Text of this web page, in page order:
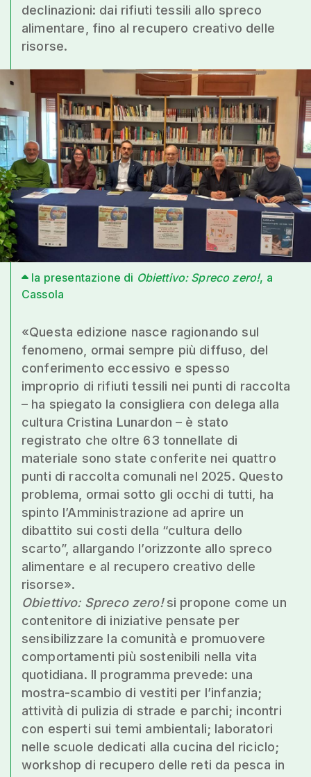
declinazioni: dai rifiuti tessili allo spreco
alimentare, fino al recupero creativo delle
risorse.
la presentazione di Obiettivo: Spreco zero!, a
Cassola
«Questa edizione nasce ragionando sul
fenomeno, ormai sempre più diffuso, del
conferimento eccessivo e spesso
improprio di rifiuti tessili nei punti di raccolta
– ha spiegato la consigliera con delega alla
cultura Cristina Lunardon – è stato
registrato che oltre 63 tonnellate di
materiale sono state conferite nei quattro
punti di raccolta comunali nel 2025. Questo
problema, ormai sotto gli occhi di tutti, ha
spinto l’Amministrazione ad aprire un
dibattito sui costi della “cultura dello
scarto”, allargando l’orizzonte allo spreco
alimentare e al recupero creativo delle
risorse».
Obiettivo: Spreco zero!si propone come un
contenitore di iniziative pensate per
sensibilizzare la comunità e promuovere
comportamenti più sostenibili nella vita
quotidiana. Il programma prevede: una
mostra-scambio di vestiti per l’infanzia;
attività di pulizia di strade e parchi; incontri
con esperti sui temi ambientali; laboratori
nelle scuole dedicati alla cucina del riciclo;
workshop di recupero delle reti da pesca in